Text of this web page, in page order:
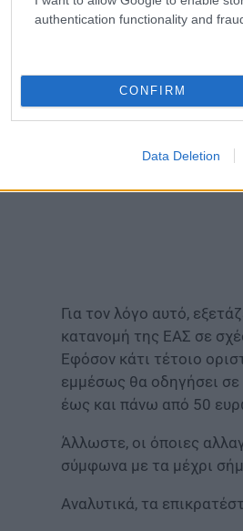
authentication functionality and
CONFIRM
Data Deletion
Αυτό δεν θα
τηλεόραση του ΣΚΑΙ,
Για τον λόγο αυτό,
κατανομή της ΕΑΣ σε
Εφόσον κάτι τέτοιο
εμμέσως θα οδηγήσει σε
έως και πάνω από 50
Άλλωστε, οι όποιες
σύμφωνα με τα μέχρι
Αναλυτικά, τα